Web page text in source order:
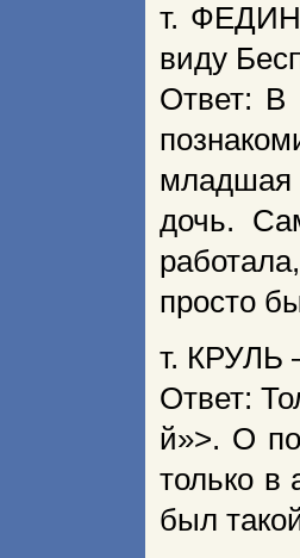
т. ФЕДИН
виду
Ответ: В
младшая
дочь.
просто
т. КРУЛЬ
Ответ:
й»>. О
только в
был